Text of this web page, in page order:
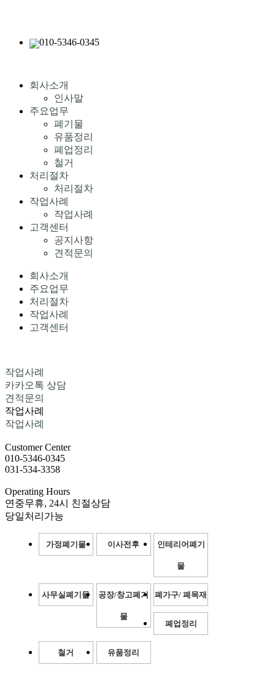
010-5346-0345
회사소개
인사말
주요업무
폐기물
유품정리
폐업정리
철거
처리절차
처리절차
작업사례
작업사례
고객센터
공지사항
견적문의
회사소개
주요업무
처리절차
작업사례
고객센터
작업사례
카카오톡 상담
견적문의
작업사례
작업사례
CustomerCenter
010-5346-0345
031-534-3358
Operating Hours
연중무휴, 24시 친절상담
당일처리가능
가정폐기물 이사전후 인테리어폐기
물
사무실폐기물 공장/창고폐기
물
폐가구/ 폐목재
폐업정리
철거 유품정리